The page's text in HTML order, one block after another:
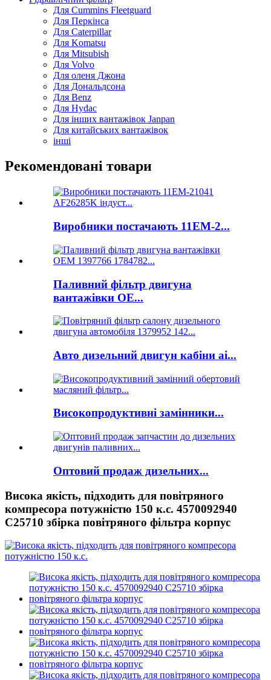
Для Cummins Fleetguard
Для Перкінса
Для Caterpillar
Для Komatsu
Для Mitsubish
Для Volvo
Для оленя Джона
Для Дональдсона
Для Benz
Для Hydac
Для інших вантажівок Janpan
Для китайських вантажівок
інші
Рекомендовані товари
Виробники постачають 11ЕМ-2...
Паливний фільтр двигуна
вантажівки OE...
Авто дизельний двигун кабіни ai...
Високопродуктивні замінники...
Оптовий продаж дизельних...
Висока якість, підходить для повітряного
компресора потужністю 150 к.с. 4570092940
C25710 збірка повітряного фільтра корпус